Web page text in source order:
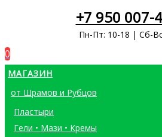
+7 950 007-
Пн-Пт: 10-18 | Сб-
0
МАГАЗИН
от Шрамов и Рубцов
Пластыри
Гели • Мази • Кремы